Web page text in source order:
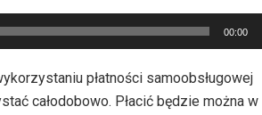
00:00
płatności samoobsługowej
całodobowo. Płacić będzie można w